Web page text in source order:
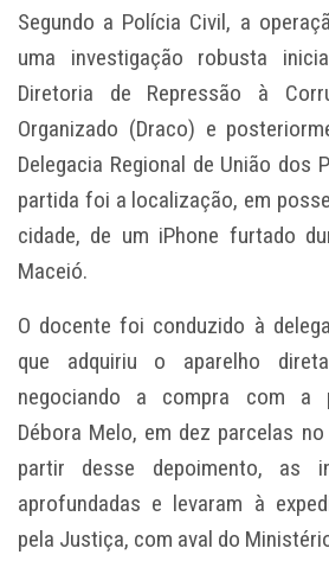
Segundo a Polícia Civil, a
uma investigação robusta
Diretoria de Repressão à
Organizado (Draco) e
Delegacia Regional de União dos
partida foi a localização, em
cidade, de um iPhone furtado
Maceió.
O docente foi conduzido à
que adquiriu o aparelho
negociando a compra com a
Débora Melo, em dez parcelas
partir desse depoimento, as
aprofundadas e levaram à
pela Justiça, com aval do